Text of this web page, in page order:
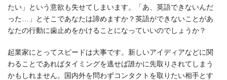
たい」という意欲も失せてしまいます。「あ、英語できないんだ
った…」とそこであなたは諦めますか？英語ができないことがあ
なたの行動に歯止めをかけることになっていいのでしょうか？
起業家にとってスピードは大事です。新しいアイディアなどに関
わることであればタイミングを逃せば誰かに先取りされてしまう
かもしれません。国内外を問わずコンタクトを取りたい相手とす